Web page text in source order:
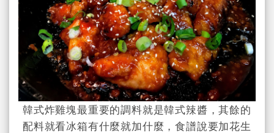
韓式炸雞塊最重要的調料就是韓式辣醬，其餘的
配料就看冰箱有什麼就加什麼，食譜說要加花生